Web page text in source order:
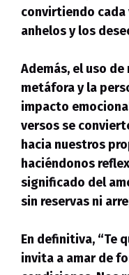
convirtiendo cada
anhelos y los
Además, el uso
metáfora y la
impacto
versos se
hacia nuestros
haciéndonos
significado del
sin reservas ni
En definitiva, “Te
invita a amar de